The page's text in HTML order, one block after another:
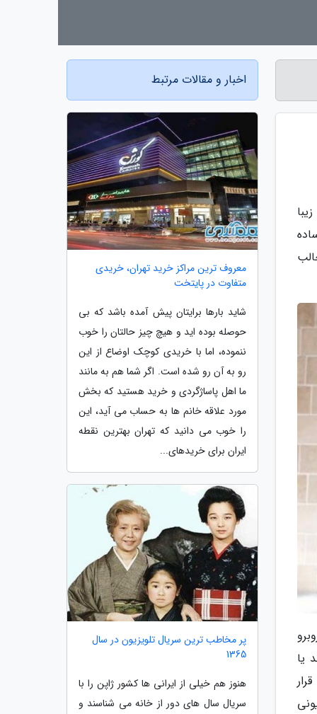
یا
اخبار و مقالات مرتبط
معروف ترین مراکز خرید تهران، خریدی
متفاوت در پایتخت
شاید بارها برایتان پیش آمده باشد که بی
حوصله بوده اید و هیچ چیز حالتان را خوب
ننموده، اما با خریدی کوچک اوضاع از این
رو به آن رو شده است. اگر شما هم به مانند
ما اهل پاساژگردی و خرید هستید که بخش
مورد علاقه خانم ها به حساب می آید، این
را خوب می دانید که تهران بهترین نقطه
ایران برای خریدهای...
پر مخاطب ترین سریال تلویزیون در سال
1365
هنوز هم خیلی از ایرانی ها کشور ژاپن را با
سریال سال های دور از خانه می شناسند و